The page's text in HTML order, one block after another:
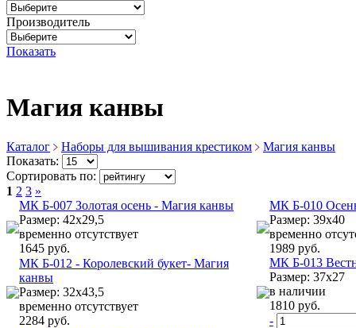
Производитель
Показать
Магия канвы
Каталог Наборы для вышивания крестиком
Магия канвы
Показать:
Сортировать по:
1 2 3 »
МК Б-007 Золотая осень - Магия канвы
Размер: 42х29,5
временно отсутствует
1645 руб.
МК Б-010
Размер: 39х40
временно
1989 руб.
МК Б-012 - Королевский букет- Магия
канвы
Размер: 32х43,5
временно отсутствует
2284 руб.
МК Б-013
Размер: 37х27
в наличии
1810 руб.
-